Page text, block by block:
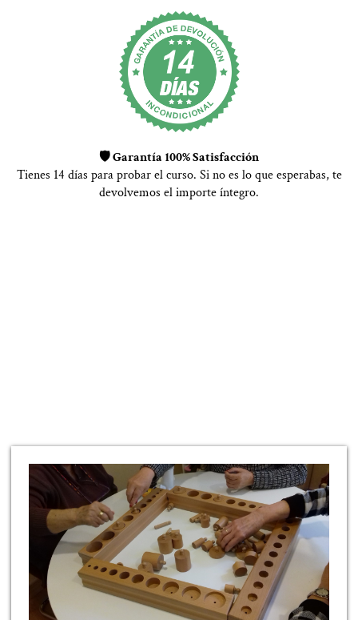
🛡 Garantía 100% Satisfacción
Tienes 14 días para probar el curso. Si no es lo que esperabas, te
devolvemos el importe íntegro.